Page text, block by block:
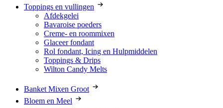
Toppings en vullingen
Afdekgelei
Bavaroise poeders
Creme- en roommixen
Glaceer fondant
Rol fondant, Icing en Hulpmiddelen
Toppings & Drips
Wilton Candy Melts
Banket Mixen Groot
Bloem en Meel